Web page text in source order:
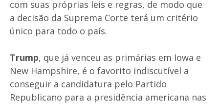
com suas próprias leis e regras, de modo que
a decisão da Suprema Corte terá um critério
único para todo o país.
Trump, que já venceu as primárias em Iowa e
New Hampshire, é o favorito indiscutível a
conseguir a candidatura pelo Partido
Republicano para a presidência americana nas